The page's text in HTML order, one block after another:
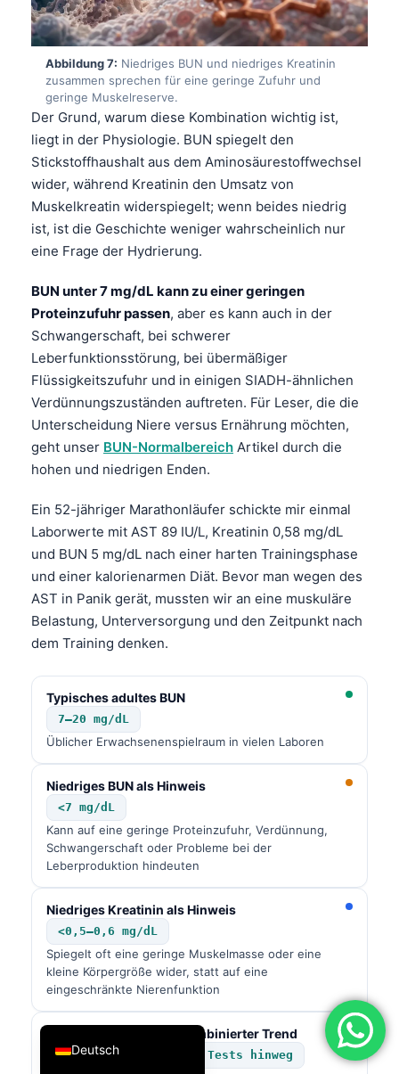
Abbildung 7: Niedriges BUN und niedriges Kreatinin
zusammen sprechen für eine geringe Zufuhr und
geringe Muskelreserve.
Der Grund, warum diese Kombination wichtig ist,
liegt in der Physiologie. BUN spiegelt den
Stickstoffhaushalt aus dem Aminosäurestoffwechsel
wider, während Kreatinin den Umsatz von
Muskelkreatin widerspiegelt; wenn beides niedrig
ist, ist die Geschichte weniger wahrscheinlich nur
eine Frage der Hydrierung.
BUN unter 7 mg/dL kann zu einer geringen
Proteinzufuhr passen, aber es kann auch in der
Schwangerschaft, bei schwerer
Leberfunktionsstörung, bei übermäßiger
Flüssigkeitszufuhr und in einigen SIADH-ähnlichen
Verdünnungszuständen auftreten. Für Leser, die die
Unterscheidung Niere versus Ernährung möchten,
geht unser BUN-Normalbereich Artikel durch die
hohen und niedrigen Enden.
Ein 52-jähriger Marathonläufer schickte mir einmal
Laborwerte mit AST 89 IU/L, Kreatinin 0,58 mg/dL
und BUN 5 mg/dL nach einer harten Trainingsphase
und einer kalorienarmen Diät. Bevor man wegen des
AST in Panik gerät, mussten wir an eine muskuläre
Belastung, Unterversorgung und den Zeitpunkt nach
dem Training denken.
Typisches adultes BUN
7–20 mg/dL
Üblicher Erwachsenenspielraum in vielen Laboren
Niedriges BUN als Hinweis
<7 mg/dL
Kann auf eine geringe Proteinzufuhr, Verdünnung,
Schwangerschaft oder Probleme bei der
Leberproduktion hindeuten
Niedriges Kreatinin als Hinweis
<0,5–0,6 mg/dL
Spiegelt oft eine geringe Muskelmasse oder eine
kleine Körpergröße wider, statt auf eine
eingeschränkte Nierenfunktion
Besorgniserregender kombinierter Trend
Beides fällt über 2+ Tests hinweg
Deutsch
العربية
Français
עִבְרִית
Italiano
Español
Português
Ελληνικά
Türkçe
简体中文
فارسی
Dansk
Nederlands
हिन्दी
Bahasa Indonesia
Հայերեն
Српски језик
Svenska
Bosanski
Azərbaycan dili
Eesti
日本語
Čeština
ქართული
Русский
Polski
한국어
Slovenščina
Magyar
Shqip
বাংলা